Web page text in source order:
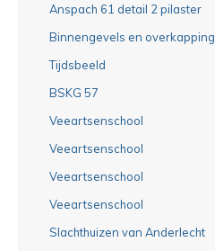
Anspach 61 detail 2 pilaster
Binnengevels en overkapping
Tijdsbeeld
BSKG 57
Veeartsenschool
Veeartsenschool
Veeartsenschool
Veeartsenschool
Slachthuizen van Anderlecht